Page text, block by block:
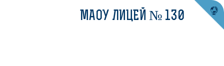
МАОУ ЛИЦЕЙ № 130